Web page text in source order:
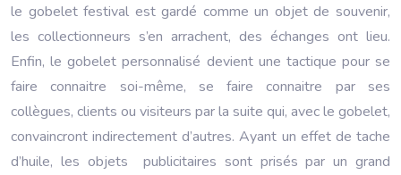
le gobelet festival est gardé comme un objet de souvenir,
les collectionneurs s’en arrachent, des échanges ont lieu.
Enfin, le gobelet personnalisé devient une tactique pour se
faire connaitre soi-même, se faire connaitre par ses
collègues, clients ou visiteurs par la suite qui, avec le gobelet,
convaincront indirectement d’autres. Ayant un effet de tache
d’huile, les objets publicitaires sont prisés par un grand